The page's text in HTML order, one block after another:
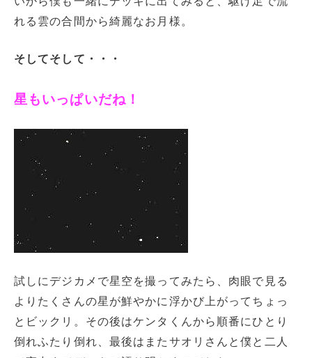
れる雲の合間から綺麗なお月様。
そしてそして・・・
星もいっぱいだね！
試しにデジカメで星空を撮ってみたら、肉眼で見る
よりたくさんの星が鮮やかに浮かび上がってちょっ
とビックリ。その後はケンタくんから順番にひとり
倒れふたり倒れ、最後はまたサオリさんと僕と二人